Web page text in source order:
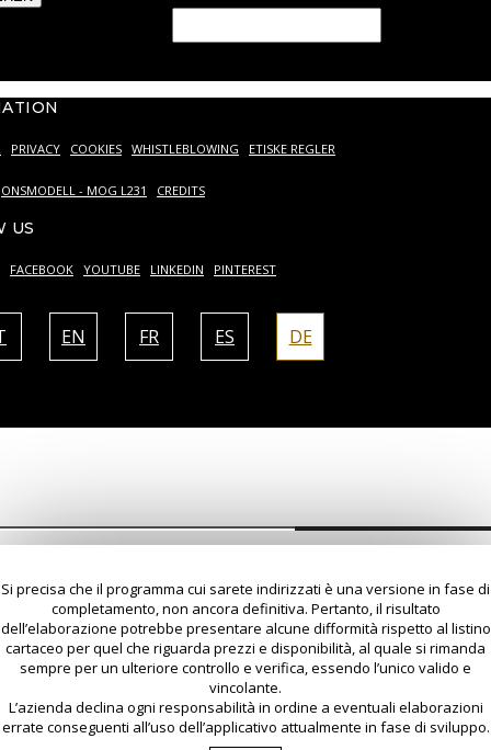
PRIVACY COOKIES WHISTLEBLOWING ETISKE REGLER
- MOG L231 CREDITS
US
FACEBOOK YOUTUBE LINKEDIN PINTEREST
EN FR ES DE
Si precisa che il programma cui sarete indirizzati è una versione in fase di
completamento, non ancora definitiva. Pertanto, il risultato
dell’elaborazione potrebbe presentare alcune difformità rispetto al listino
cartaceo per quel che riguarda prezzi e disponibilità, al quale si rimanda
sempre per un ulteriore controllo e verifica, essendo l’unico valido e
vincolante.
L’azienda declina ogni responsabilità in ordine a eventuali elaborazioni
errate conseguenti all’uso dell’applicativo attualmente in fase di sviluppo.